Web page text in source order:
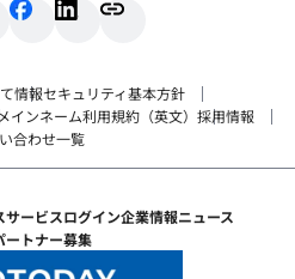
情報セキュリティ基本方針
インネーム利用規約（英文） 採用情報
合わせ一覧
サービスログイン企業情報ニュース
ートナー募集